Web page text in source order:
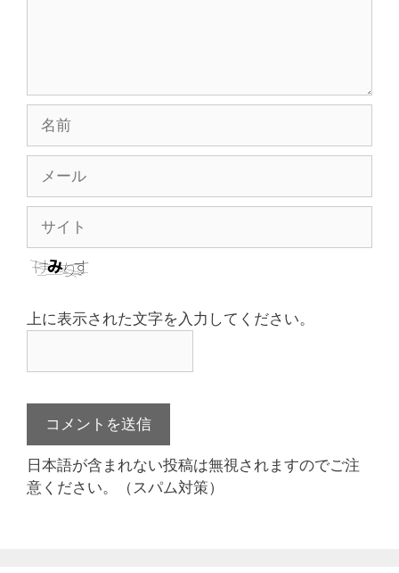
ル
ト
上に表示された文字を入力してください。
日本語が含まれない投稿は無視されますのでご注
意ください。（スパム対策）